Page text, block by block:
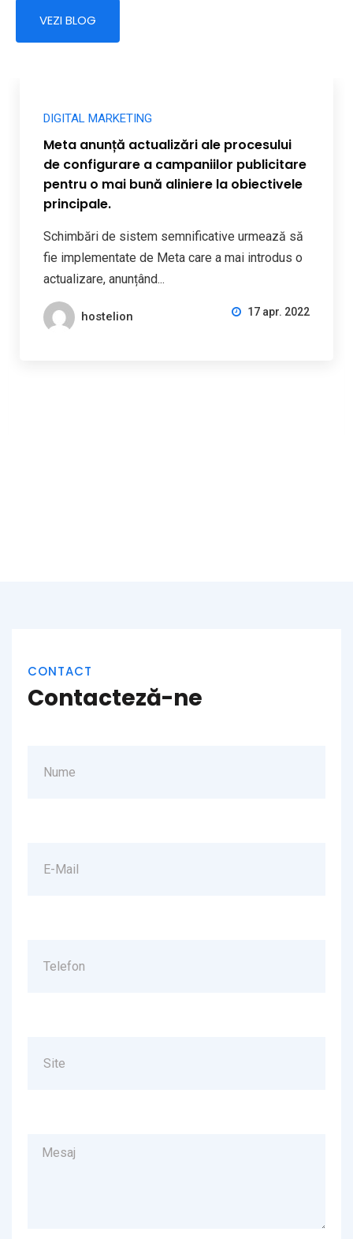
VEZI BLOG
DIGITAL MARKETING
Meta anunță actualizări ale procesului
de configurare a campaniilor publicitare
pentru o mai bună aliniere la obiectivele
principale.
Schimbări de sistem semnificative urmează să
fie implementate de Meta care a mai introdus o
actualizare, anunțând...
hostelion 17 apr. 2022
CONTACT
Contacteză-ne